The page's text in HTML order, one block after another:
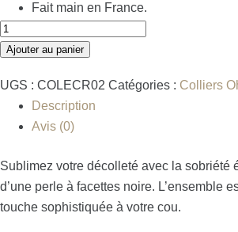
Fait main en France.
Ajouter au panier
UGS : COLECR02 Catégories : Colliers
Description
Avis (0)
Sublimez votre décolleté avec la sobriété
d’une perle à facettes noire. L’ensemble
touche sophistiquée à votre cou.